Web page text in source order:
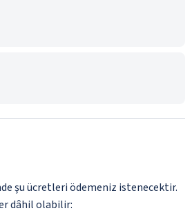
şu ücretleri ödemeniz istenecektir.
dâhil olabilir: